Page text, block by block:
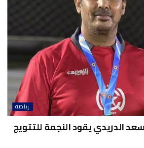
رياضة
الدريدي يقود النجمة للتتويج